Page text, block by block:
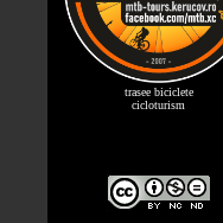
trasee biciclete
cicloturism